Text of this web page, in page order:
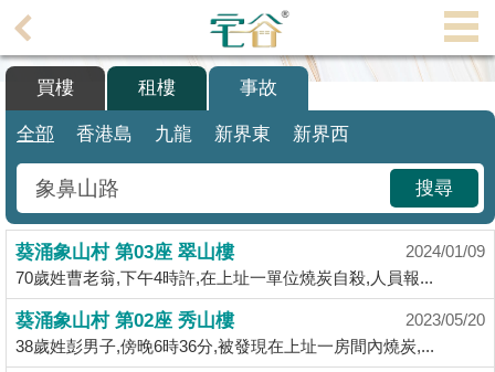
理
主
搵
樓/
成
交
業
主
放
買樓 租樓 事故
全部 香港島 九龍 新界東 新界西
搜尋
葵涌象山村 第03座 翠山樓
2024/01/09
70歲姓曹老翁,下午4時許,在上址一單位燒炭自殺,人員報...
葵涌象山村 第02座 秀山樓
2023/05/20
38歲姓彭男子,傍晚6時36分,被發現在上址一房間內燒炭,...